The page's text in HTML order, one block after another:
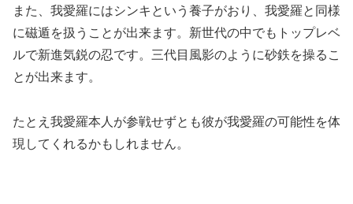
また、我愛羅にはシンキという養子がおり、我愛羅と同様
に磁遁を扱うことが出来ます。新世代の中でもトップレベ
ルで新進気鋭の忍です。三代目風影のように砂鉄を操るこ
とが出来ます。
たとえ我愛羅本人が参戦せずとも彼が我愛羅の可能性を体
現してくれるかもしれません。